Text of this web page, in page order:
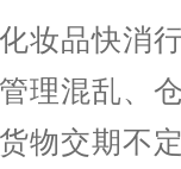
妆品快消
理混乱、
物交期不